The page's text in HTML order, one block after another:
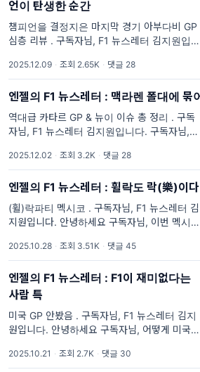
언이 탄생한 순간
챔피언을 결정지은 마지막 경기 아부다비 GP
심층 리뷰 . 구독자님, F1 뉴스레터 김지원입니
Ground Effect 시대*의 마지막 레이스였습니
다. 이 시대의 마지막 레이스인 만큼, 그리고
2025.12.09 · 조회 2.65K · 댓글 28
엔젤의 F1 뉴스레터 : 맥라렌 폴대에 묶어
역대급 카타르 GP & 뉴이 이슈 총 정리 . 구독
자님, F1 뉴스레터 김지원입니다. 구독자님, 정
뉴스레터로 무사히 돌아올 수 있어 즐겁습니다.
카타르 GP 레이스 이슈
2025.12.02 · 조회 3.2K · 댓글 28
엔젤의 F1 뉴스레터 : 휠락도 락(樂)이다
(휠)락파티 멕시코 . 구독자님, F1 뉴스레터 김
지원입니다. 안녕하세요 구독자님, 이번 멕시코
명이나 출전했습니다. 그 중 맥라렌 파토 오워
드
2025.10.28 · 조회 3.51K · 댓글 45
엔젤의 F1 뉴스레터 : F1이 재미없다는
사람 특
미국 GP 안봤음 . 구독자님, F1 뉴스레터 김지
원입니다. 안녕하세요 구독자님, 어떻게 미국
침에 평소보다 이르게 일어나서 빠르게 시청하
2025.10.21 · 조회 2.7K · 댓글 30